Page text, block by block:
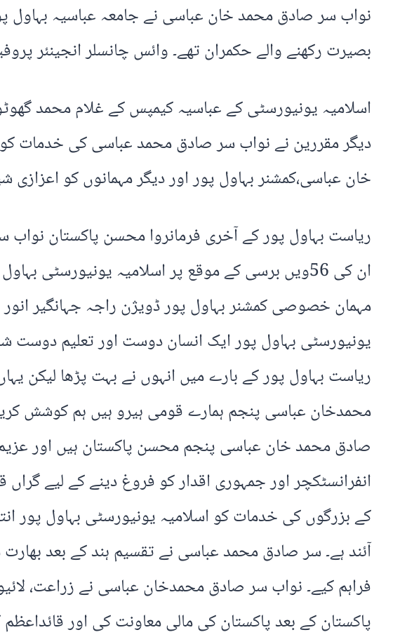
نواب سر صادق محمد خان عباسی نے جامعہ عباسیہ بہاول
بصیرت رکھنے والے حکمران تھے۔ وائس چانسلر انجینئر
اسلامیہ یونیورسٹی کے عباسیہ کیمپس کے غلام محمد
دیگر مقررین نے نواب سر صادق محمد عباسی کی خدمات
خان عباسی،کمشنر بہاول پور اور دیگر مہمانوں کو اعزازی
ریاست بہاول پور کے آخری فرمانروا محسن پاکستان
ان کی 56ویں برسی کے موقع پر اسلامیہ یونیورسٹی
مہمان خصوصی کمشنر بہاول پور ڈویژن راجہ جہانگیر
یونیورسٹی بہاول پور ایک انسان دوست اور تعلیم
ریاست بہاول پور کے بارے میں انہوں نے بہت پڑھا لیکن
محمدخان عباسی پنجم ہمارے قومی ہیرو ہیں ہم کوشش
صادق محمد خان عباسی پنجم محسن پاکستان ہیں اور
انفرانسٹکچر اور جمہوری اقدار کو فروغ دینے کے لیے
کے بزرگوں کی خدمات کو اسلامیہ یونیورسٹی بہاول پور
آئند ہے۔ سر صادق محمد عباسی نے تقسیم ہند کے بعد بھارت
فراہم کیے۔ نواب سر صادق محمدخان عباسی نے زراعت،
پاکستان کے بعد پاکستان کی مالی معاونت کی اور